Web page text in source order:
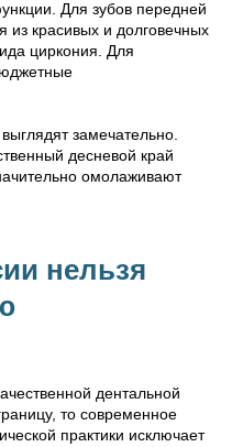
Для зубов передней
из красивых и долговечных
циркония. Для
замечательно.
десневой край
омолаживают
нельзя
дентальной
то современное
практики исключает